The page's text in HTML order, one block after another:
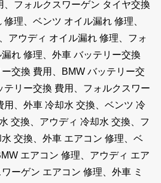
、フォルクスワーゲン タイヤ交換
理、ベンツ オイル漏れ 修理、
アウディ オイル漏れ 修理、フォ
れ 修理、外車 バッテリー交換
交換 費用、BMW バッテリー交
テリー交換 費用、フォルクスワー
用、外車 冷却水 交換、ベンツ 冷
交換、アウディ 冷却水 交換、フ
交換、外車 エアコン 修理、ベ
エアコン 修理、アウディ エア
ーゲン エアコン 修理、外車 ミ